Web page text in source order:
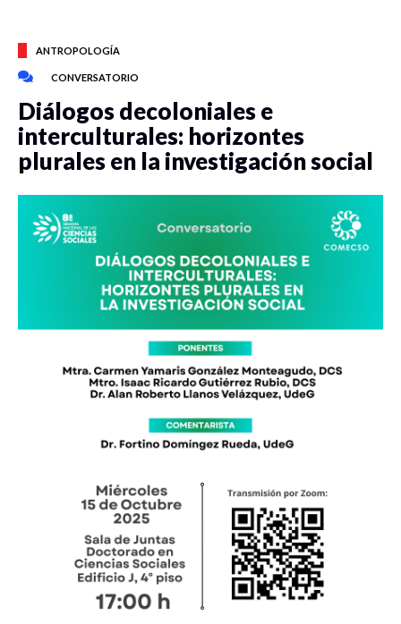
ANTROPOLOGÍA
CONVERSATORIO
Diálogos decoloniales e
interculturales: horizontes
plurales en la investigación social